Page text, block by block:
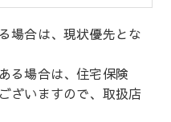
場合は、現状優先とな
る場合は、住宅保険
ざいますので、取扱店